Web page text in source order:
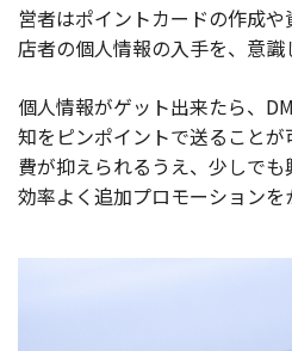
営者はポイントカードの作成
店者の個人情報の入手を、意識
個人情報がゲット出来たら、
知をピンポイントで送ること
費が抑えられるうえ、少しでも
効率よく追加プロモーションを